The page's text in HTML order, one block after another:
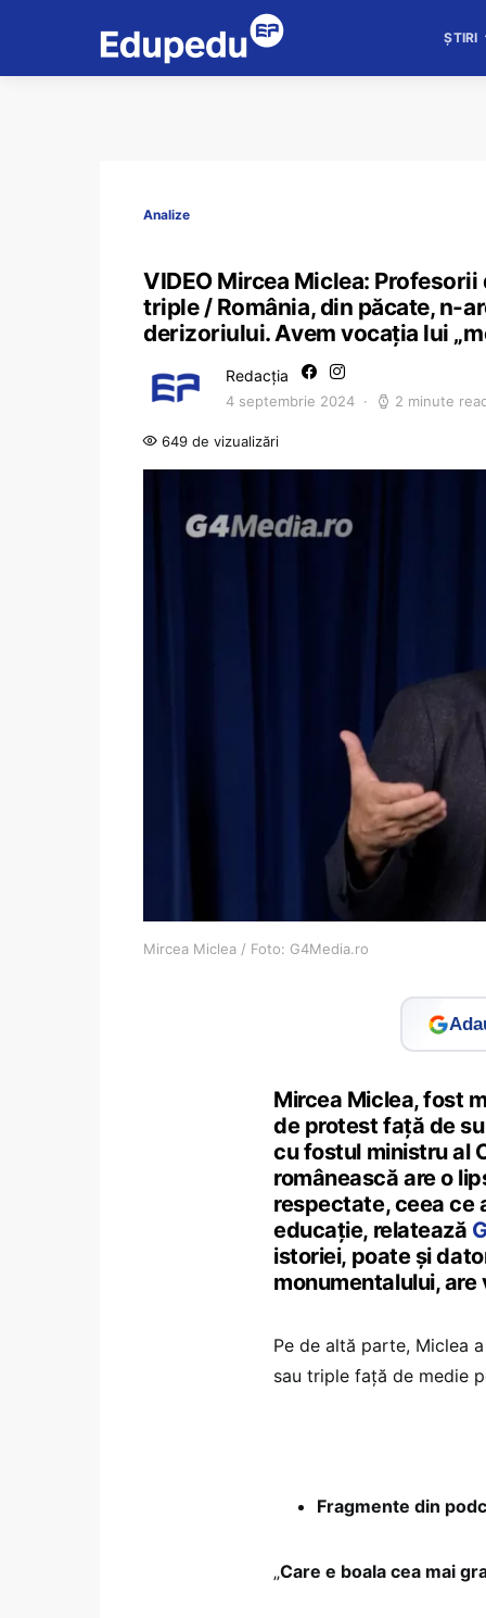
ȘTIRI
Analize
VIDEO Mircea Miclea:
triple / România, din păcate, n-
derizoriului. Avem vocația lui
Redacția
4 septembrie 2024 2 minute
649 de vizualizări
Mircea Miclea / Foto: G4Media.ro
Mircea Miclea, fost
de protest față de
cu fostul ministru al
românească are o
respectate, ceea ce
educație, relatează
istoriei, poate și
monumentalului, are
Pe de altă parte, Miclea
sau triple față de medie
Fragmente din
„Care e boala cea mai